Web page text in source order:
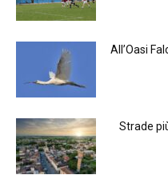
All’Oasi
Strade